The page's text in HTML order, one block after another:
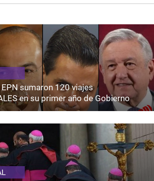
EPN sumaron 120 viajes
en su primer año de Gobierno